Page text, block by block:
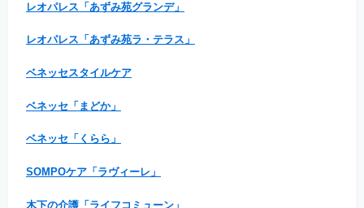
レオパレス「あずみ苑グランデ」
レオパレス「あずみ苑ラ・テラス」
ベネッセスタイルケア
ベネッセ「まどか」
ベネッセ「くらら」
SOMPOケア「ラヴィーレ」
木下の介護「ライフコミューン」